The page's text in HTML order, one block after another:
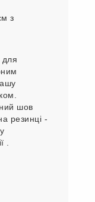
з
для
шов
резинці -
.